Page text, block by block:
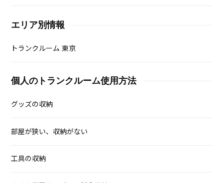
エリア別情報
トランクルーム 東京
個人のトランクルーム使用方法
グッズの収納
部屋が狭い、収納がない
工具の収納